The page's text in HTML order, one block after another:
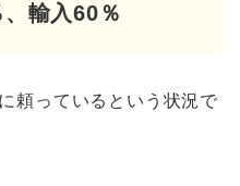
輸入60％
頼っているという状況で